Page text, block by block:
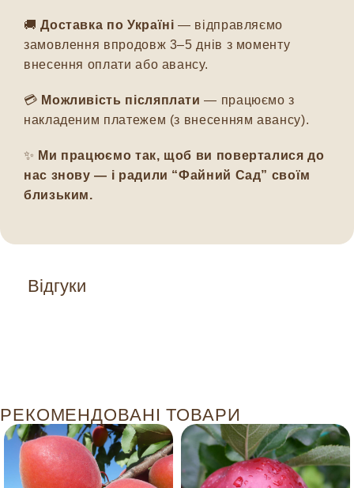
Відгуки
🚚Доставка по Україні — відправляємо
замовлення впродовж 3–5 днів з моменту
внесення оплати або авансу.
💳 Можливість післяплати — працюємо з
накладеним платежем (з внесенням авансу).
✨ Ми працюємо так, щоб ви поверталися до
нас знову — і радили “Файний Сад” своїм
близьким.
РЕКОМЕНДОВАНІ ТОВАРИ